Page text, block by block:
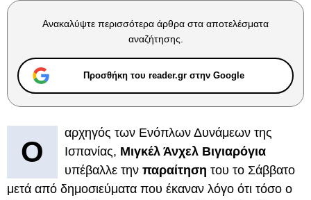
Ανακαλύψτε περισσότερα άρθρα στα αποτελέσματα
αναζήτησης.
Προσθήκη του reader.gr στην Google
Ο
αρχηγός των Ενόπλων Δυνάμεων της
Ισπανίας, Μιγκέλ Άνχελ Βιγιαρόγια
υπέβαλλε την παραίτηση του το Σάββατο
μετά από δημοσιεύματα που έκαναν λόγο ότι τόσο ο